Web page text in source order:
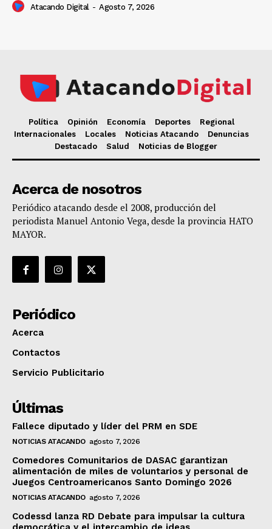
Atacando Digital - Agosto 7, 2026
Política Opinión Economía Deportes
Regional
Internacionales
Locales Noticias Atacando
Denuncias
Destacado
Salud Noticias de Blogger
Acerca de nosotros
Periódico atacando desde el 2008, producción del
periodista Manuel Antonio Vega, desde la provincia HATO
MAYOR.
Periódico
Acerca
Contactos
Servicio Publicitario
Últimas
Fallece diputado y líder del PRM en SDE
NOTICIAS ATACANDO agosto 7, 2026
Comedores Comunitarios de DASAC garantizan
alimentación de miles de voluntarios y personal de
Juegos Centroamericanos Santo Domingo 2026
NOTICIAS ATACANDO agosto 7, 2026
Codessd lanza RD Debate para impulsar la cultura